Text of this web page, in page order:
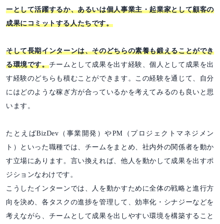
ーとして活躍するか、あるいは個人事業主・起業家として顧客の
成果にコミットする人たちです。
そして長期インターンは、そのどちらの素養も鍛えることができ
る環境です。チームとして成果を出す経験、個人として成果を出
す経験のどちらも積むことができます。この経験を通じて、自分
にはどのような稼ぎ方が合っているかを考えてみるのも良いと思
います。
たとえばBizDev（事業開発）やPM（プロジェクトマネジメン
ト）といった職種では、チームをまとめ、社内外の関係者を動か
す立場にあります。言い換えれば、他人を動かして成果を出すポ
ジションなわけです。
こうしたインターンでは、人を動かすために全体の戦略と進行方
向を決め、各タスクの進捗を管理して、効率化・シナジーなどを
考えながら、チームとして成果を出しやすい環境を構築すること